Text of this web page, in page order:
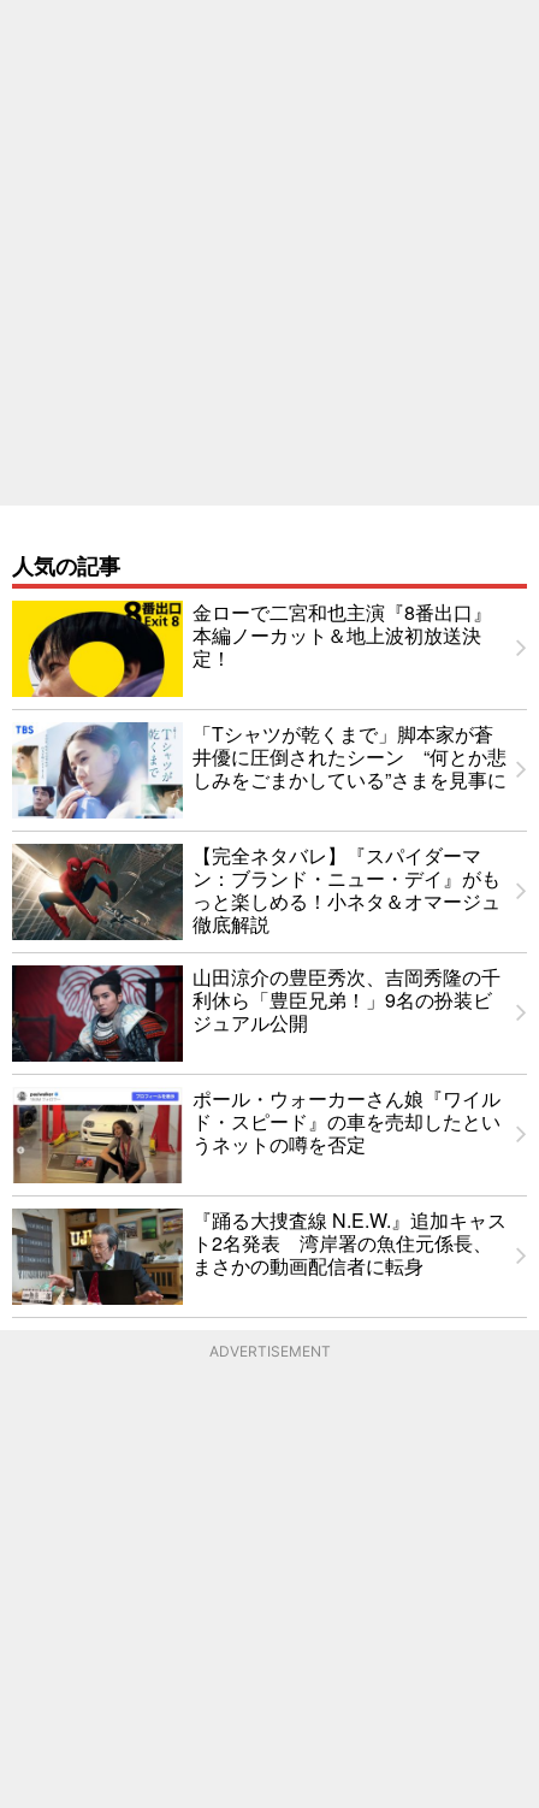
人気の記事
金ローで二宮和也主演『8番出口』
本編ノーカット＆地上波初放送決
定！
「Tシャツが乾くまで」脚本家が蒼
井優に圧倒されたシーン “何とか悲
しみをごまかしている”さまを見事に
【完全ネタバレ】『スパイダーマ
ン：ブランド・ニュー・デイ』がも
っと楽しめる！小ネタ＆オマージュ
徹底解説
山田涼介の豊臣秀次、吉岡秀隆の千
利休ら「豊臣兄弟！」9名の扮装ビ
ジュアル公開
ポール・ウォーカーさん娘『ワイル
ド・スピード』の車を売却したとい
うネットの噂を否定
『踊る大捜査線 N.E.W.』追加キャス
ト2名発表 湾岸署の魚住元係長、
まさかの動画配信者に転身
ADVERTISEMENT